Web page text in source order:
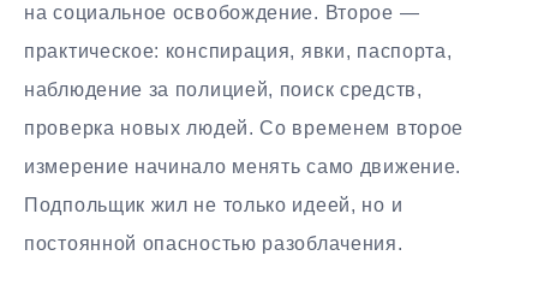
на социальное освобождение. Второе —
практическое: конспирация, явки, паспорта,
наблюдение за полицией, поиск средств,
проверка новых людей. Со временем второе
измерение начинало менять само движение.
Подпольщик жил не только идеей, но и
постоянной опасностью разоблачения.